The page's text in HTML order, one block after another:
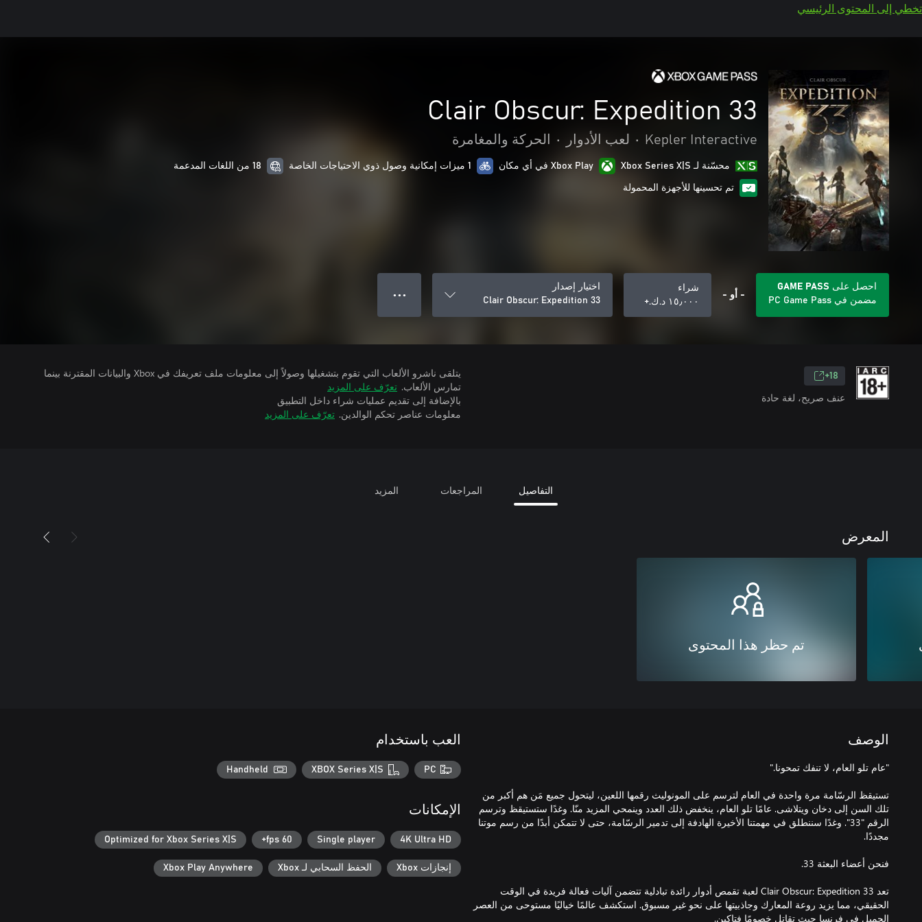
تخطي إلى المحتوى الرئيسي
Clair Obscur: Expedition 33
Kepler Interactive
• لعب الأدوار • الحركة والمغامرة
محسّنة لـ Xbox Series X|S Xbox Play في أي مكان 1 ميزات إمكانية وصول ذوي الاحتياجات الخاصة 18 من اللغات المدعمة
تم تحسينها للأجهزة المحمولة
احصل على GAME PASS
مضمن في PC Game Pass
- أو -
شراء
١٥٫٠٠٠ د.ك.‏+
اختيار إصدار
Clair Obscur: Expedition 33
● ● ●
18+
عنف صريح، لغة حادة
يتلقى ناشرو الألعاب التي تقوم بتشغيلها وصولاً إلى معلومات ملف تعريفك في Xbox والبيانات المقترنة بينما
تمارس الألعاب. تعرّف على المزيد
بالإضافة إلى تقديم عمليات شراء داخل التطبيق
معلومات عناصر تحكم الوالدين. تعرّف على المزيد
التفاصيل المراجعات المزيد
المعرض
تم حظر هذا المحتوى
الوصف
تستيقظ الرسّامة مرة واحدة في العام لترسم على المونوليث رقمها اللعين، ليتحول جميع مَن هم أكبر من
تلك السن إلى دخان ويتلاشى. عامًا تلو العام، ينخفض ذلك العدد وينمحي المزيد منّا. وغدًا ستستيقظ وترسم
الرقم "33". وغدًا سننطلق في مهمتنا الأخيرة الهادفة إلى تدمير الرسّامة، حتى لا تتمكن أبدًا من رسم موتنا
تعد Clair Obscur: Expedition 33 لعبة تقمص أدوار رائدة تبادلية تتضمن آليات فعالة فريدة في الوقت
الحقيقي، مما يزيد روعة المعارك وجاذبيتها على نحو غير مسبوق. استكشف عالمًا خياليًا مستوحى من العصر
العب باستخدام
PC
XBOX Series X|S
Handheld
الإمكانات
4K Ultra HD
Single player
60 fps+
Optimized for Xbox Series X|S
إنجازات Xbox الحفظ السحابي لـ Xbox Xbox Play Anywhere